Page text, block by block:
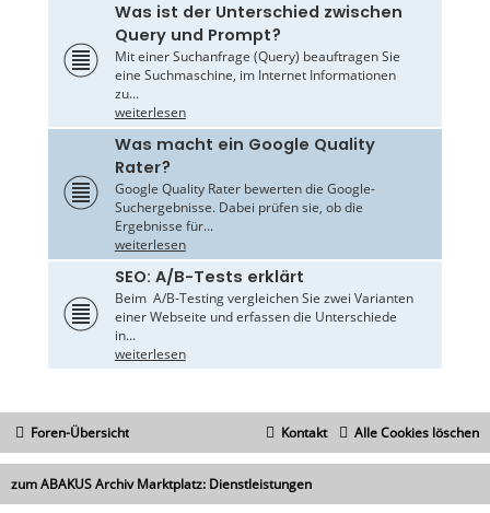
Was ist der Unterschied zwischen
Query und Prompt?
Mit einer Suchanfrage (Query) beauftragen Sie
eine Suchmaschine, im Internet Informationen
zu...
weiterlesen
Was macht ein Google Quality
Rater?
Google Quality Rater bewerten die Google-
Suchergebnisse. Dabei prüfen sie, ob die
Ergebnisse für...
weiterlesen
SEO: A/B-Tests erklärt
Beim A/B-Testing vergleichen Sie zwei Varianten
einer Webseite und erfassen die Unterschiede
in...
weiterlesen
Foren-Übersicht Alle Cookies löschen
Kontakt
zum ABAKUS Archiv Marktplatz: Dienstleistungen